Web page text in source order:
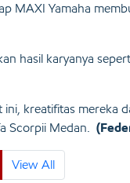
MAXI Yamaha
hasil karyanya
kreatifitas mereka
Scorpii Medan.
View All